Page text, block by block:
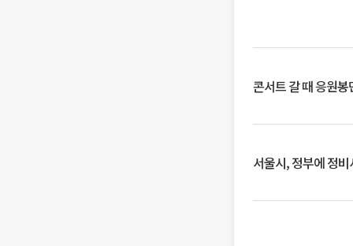
콘서트 갈 때 응원
서울시, 정부에 정